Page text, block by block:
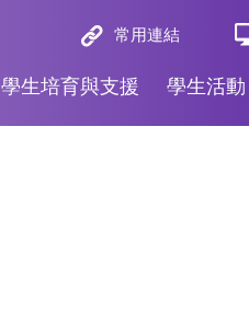
常用連結
學生培育與支援 學生活動